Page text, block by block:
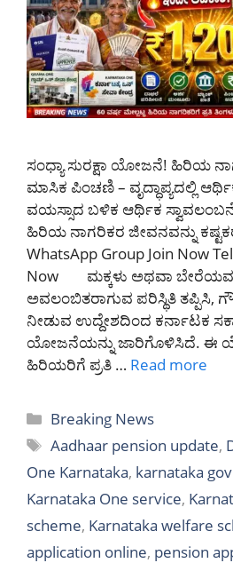
ಸಂಧ್ಯಾ ಸುರಕ್ಷಾ ಯೋಜನೆ! ಹಿರಿಯ
ಮಾಸಿಕ ಪಿಂಚಣಿ – ವೃದ್ಧಾಪ್ಯದಲ್ಲಿ
ವಯಸ್ಸಾದ ಬಳಿಕ ಆರ್ಥಿಕ
ಹಿರಿಯ ನಾಗರಿಕರ ಜೀವನವನ್ನು
WhatsApp Group Join Now
Now ಮಕ್ಕಳು ಅಥವಾ
ಅವಲಂಬಿತರಾಗುವ ಪರಿಸ್ಥಿತಿ ತಪ್ಪಿಸಿ,
ನೀಡುವ ಉದ್ದೇಶದಿಂದ ಕರ್ನಾಟಕ
ಯೋಜನೆಯನ್ನು ಜಾರಿಗೊಳಿಸಿದೆ.
ಹಿರಿಯರಿಗೆ ಪ್ರತಿ … Read more
Categories
Breaking News
Tags
Aadhaar pension update,
One Karnataka, karnataka
Karnataka One service,
scheme, Karnataka welfare
application online, pension